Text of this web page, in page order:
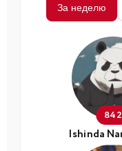
За неделю
842